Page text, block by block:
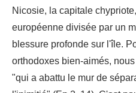
Nicosie, la capitale
européenne divisée par un
blessure profonde sur l'île.
orthodoxes bien-aimés,
"qui a abattu le mur de